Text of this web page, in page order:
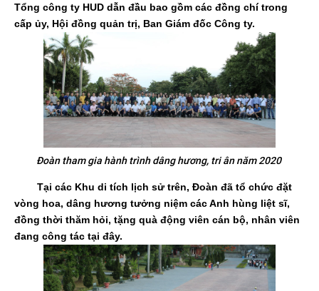
Tổng công ty HUD dẫn đầu bao gồm các đồng chí trong
cấp ủy, Hội đồng quản trị, Ban Giám đốc Công ty.
Đoàn tham gia hành trình dâng hương, tri ân năm 2020
Tại các Khu di tích lịch sử trên, Đoàn đã tổ chức đặt
vòng hoa, dâng hương tưởng niệm các Anh hùng liệt sĩ,
đồng thời thăm hỏi, tặng quà động viên cán bộ, nhân viên
đang công tác tại đây.